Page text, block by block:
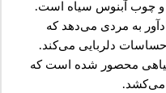
و چوب آبنوس سیاه است.
به مردی می‌دهد که
دلربایی می‌کند.
محصور شده است که
می‌کشد.